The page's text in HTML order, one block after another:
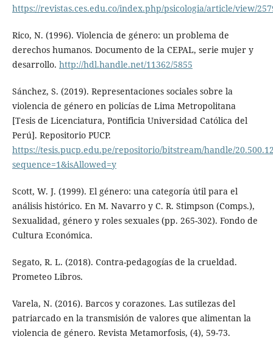
https://revistas.ces.edu.co/index.php/psicologia/article/view/
Rico, N. (1996). Violencia de género: un problema de
derechos humanos. Documento de la CEPAL, serie mujer y
desarrollo. http://hdl.handle.net/11362/5855
Sánchez, S. (2019). Representaciones sociales sobre la
violencia de género en policías de Lima Metropolitana
[Tesis de Licenciatura, Pontificia Universidad Católica del
Perú]. Repositorio PUCP.
https://tesis.pucp.edu.pe/repositorio/bitstream/handle/
sequence=1&isAllowed=y
Scott, W. J. (1999). El género: una categoría útil para el
análisis histórico. En M. Navarro y C. R. Stimpson (Comps.),
Sexualidad, género y roles sexuales (pp. 265-302). Fondo de
Cultura Económica.
Segato, R. L. (2018). Contra-pedagogías de la crueldad.
Prometeo Libros.
Varela, N. (2016). Barcos y corazones. Las sutilezas del
patriarcado en la transmisión de valores que alimentan la
violencia de género. Revista Metamorfosis, (4), 59-73.